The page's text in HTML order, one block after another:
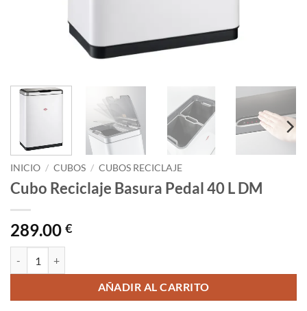
INICIO / CUBOS / CUBOS RECICLAJE
Cubo Reciclaje Basura Pedal 40 L DM
289.00 €
AÑADIR AL CARRITO